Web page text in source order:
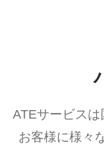
ATEサービスは
お客様に様々